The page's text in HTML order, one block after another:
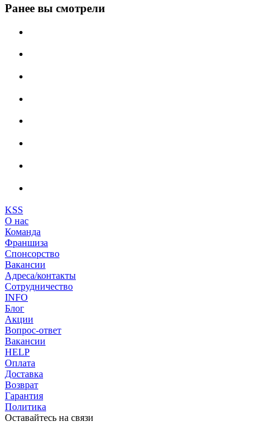
Ранее вы смотрели
KSS
О нас
Команда
Франшиза
Спонсорство
Вакансии
Адреса/контакты
Сотрудничество
INFO
Блог
Акции
Вопрос-ответ
Вакансии
HELP
Оплата
Доставка
Возврат
Гарантия
Политика
Оставайтесь на связи